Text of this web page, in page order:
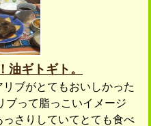
油ギトギト。
ブがとてもおいしかった
ブって脂っこいイメージ
さりしていてとても食べ